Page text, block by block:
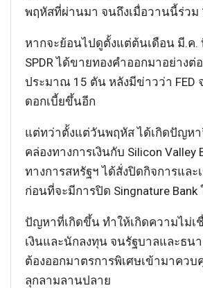
พฤหัสที่ผ่านมา จนถึงเมื่อวานนี้ร่วม
หากจะย้อนไปดูตั้งแต่ต้นเดือน มี.ค.
SPDR ได้ขายทองคำออกมาอย่างต่
ประมาณ 15 ตัน หลังมีข่าวว่า FED
ดอกเบี้ยขึ้นอีก
แต่ทว่าตั้งแต่วันพฤหัส ได้เกิดปัญห
คล่องทางการเงินกับ Silicon Valley
ทางการสหรัฐฯ ได้สั่งปิดกิจการแล
ก่อนที่จะมีการปิด Singnature
ปัญหาที่เกิดขึ้น ทำให้เกิดความไม่เ
เงินและนักลงทุน จนรัฐบาลและธน
ต้องออกมาตรการพิเศษเข้ามาควบ
ลุกลามลานปลาย